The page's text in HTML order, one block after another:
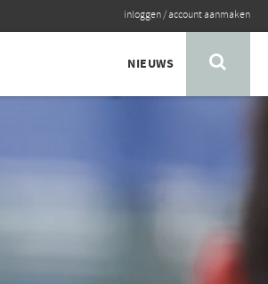
inloggen/account aanmaken
NIEUWS